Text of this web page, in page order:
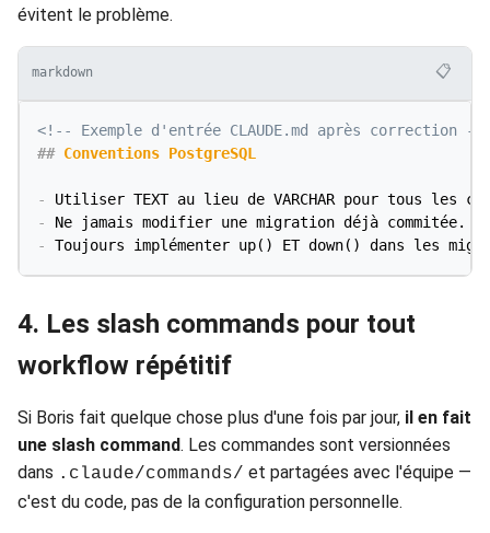
évitent le problème.
markdown 📋
<!-- Exemple d'entrée CLAUDE.md après correction --
## Conventions PostgreSQL
-
-
-
4. Les slash commands pour tout
workflow répétitif
Si Boris fait quelque chose plus d'une fois par jour, il en fait
une slash command. Les commandes sont versionnées
dans .claude/commands/ et partagées avec l'équipe —
c'est du code, pas de la configuration personnelle.